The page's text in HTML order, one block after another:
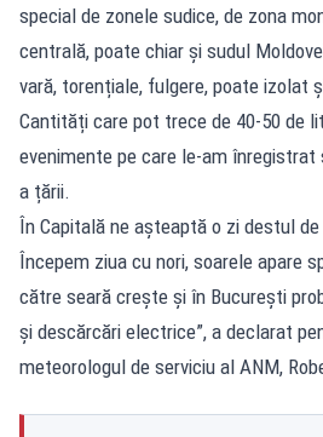
special de zonele sudice, de zona
centrală, poate chiar și sudul
vară, torențiale, fulgere, poate izolat
Cantități care pot trece de 40-50 de
evenimente pe care le-am înregistrat
a țării.
În Capitală ne așteaptă o zi destul
Începem ziua cu nori, soarele apare
către seară crește și în București
și descărcări electrice”, a declarat
meteorologul de serviciu al ANM,